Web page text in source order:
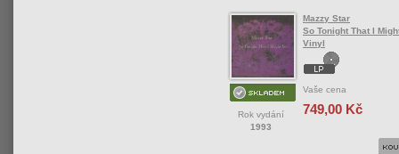
Rok vydání
1993
Mazzy Star
So Tonight That I
Vinyl
Vaše cena
749,00 Kč